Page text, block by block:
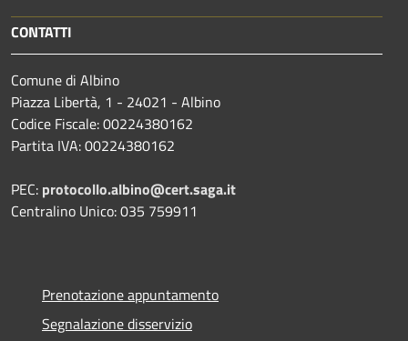
CONTATTI
Comune di Albino
Piazza Libertà, 1 - 24021 - Albino
Codice Fiscale: 00224380162
Partita IVA: 00224380162
PEC: protocollo.albino@cert.saga.it
Centralino Unico: 035 759911
Prenotazione appuntamento
Segnalazione disservizio